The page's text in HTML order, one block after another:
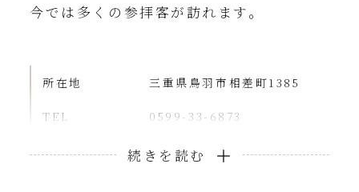
今では多くの参拝客が訪れます。
所在地 三重県鳥羽市相差町1385
TEL 0599-33-6873
授与所受付時間 8:30～16:00